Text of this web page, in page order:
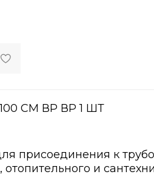
СМ ВР ВР 1 ШТ
присоединения к
и